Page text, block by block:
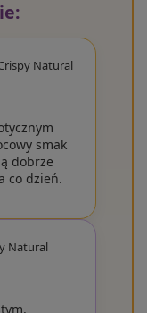
smak
dobrze
co dzień.